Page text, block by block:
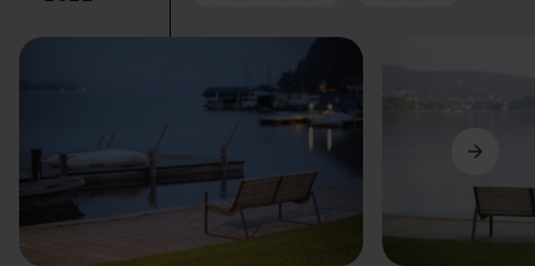
Anterior Seguinte